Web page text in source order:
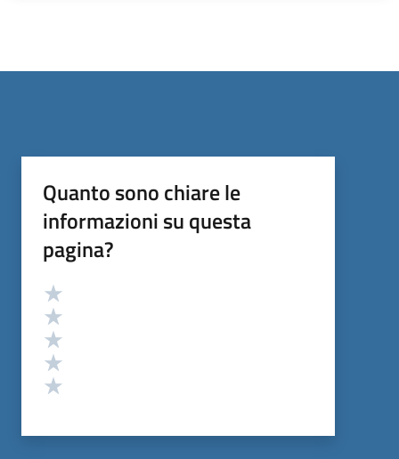
Quanto sono chiare le
informazioni su questa
pagina?
Valutazione